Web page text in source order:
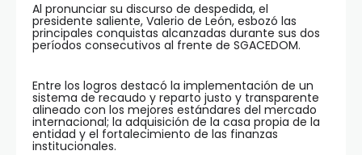
Al pronunciar su discurso de despedida, el
presidente saliente, Valerio de León, esbozó las
principales conquistas alcanzadas durante sus dos
períodos consecutivos al frente de SGACEDOM.
Entre los logros destacó la implementación de un
sistema de recaudo y reparto justo y transparente
alineado con los mejores estándares del mercado
internacional; la adquisición de la casa propia de la
entidad y el fortalecimiento de las finanzas
institucionales.